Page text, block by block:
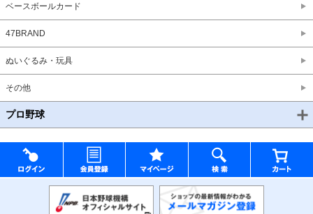
ベースボールカード
47BRAND
ぬいぐるみ・玩具
その他
プロ野球